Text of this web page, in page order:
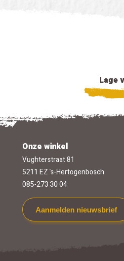
Lage
Onze winkel
Vughterstraat 81
5211 EZ 's-Hertogenbosch
085-273 30 04
Aanmelden nieuwsbrief